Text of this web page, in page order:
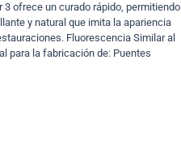
ofrece un curado rápido, permitiendo
y natural que imita la apariencia
Fluorescencia Similar al
para la fabricación de: Puentes